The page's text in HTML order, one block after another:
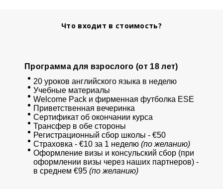
Что входит в стоимость?
Программа для взрослого (от 18 лет)
20 уроков английского языка в неделю
Учебные материалы
Welcome Pack и фирменная футболка ESE
Приветственная вечеринка
Сертификат об окончании курса
Трансфер в обе стороны
Регистрационный сбор школы - €50
Страховка - €10 за 1 неделю (по желанию)
Оформление визы и консульский сбор (при
оформлении визы через наших партнеров) -
в среднем €95 (по желанию)